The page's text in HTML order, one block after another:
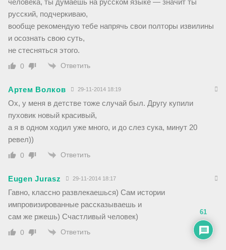
русский, подчеркиваю,
вообще рекомендую тебе напрячь свои полторы извилины
и осознать свою суть,
не стесняться этого.
0 Ответить
Артем Волков 29-11-2014 18:19
Ох, у меня в детстве тоже случай был. Другу купили
пуховик новый красивый,
а я в одном ходил уже много, и до слез сука, минут 20
ревел))
0 Ответить
Eugen Jurasz 29-11-2014 18:17
Гавно, классно развлекаешься) Сам истории
импровизированные рассказываешь и
сам же ржешь) Счастливый человек)
0 Ответить
61